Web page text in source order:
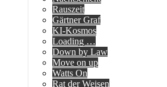
Rauszeit
Gärtner Graf
KI-Kosmos
Loading …
Down by Law
Move on up
Watts On
Rat der Weisen